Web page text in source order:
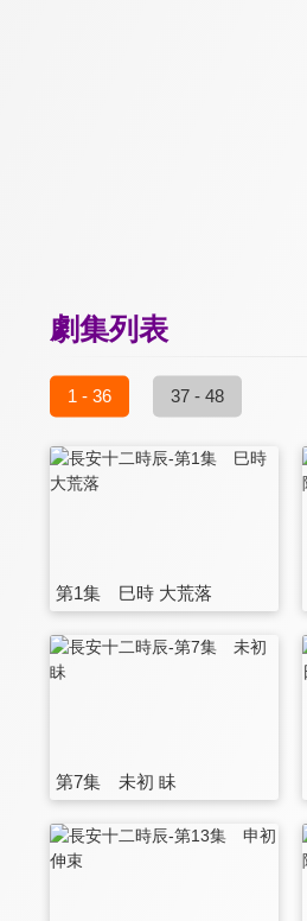
劇集列表
1 - 36 37 - 48
第1集 巳時 大荒落
第7集 未初 眛